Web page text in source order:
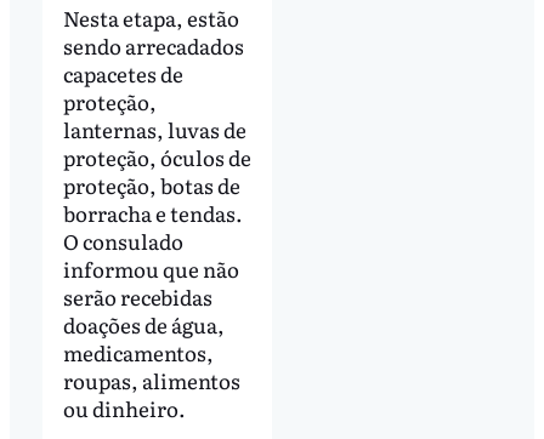
Nesta etapa, estão
sendo arrecadados
capacetes de
proteção,
lanternas, luvas de
proteção, óculos de
proteção, botas de
borracha e tendas.
O consulado
informou que não
serão recebidas
doações de água,
medicamentos,
roupas, alimentos
ou dinheiro.